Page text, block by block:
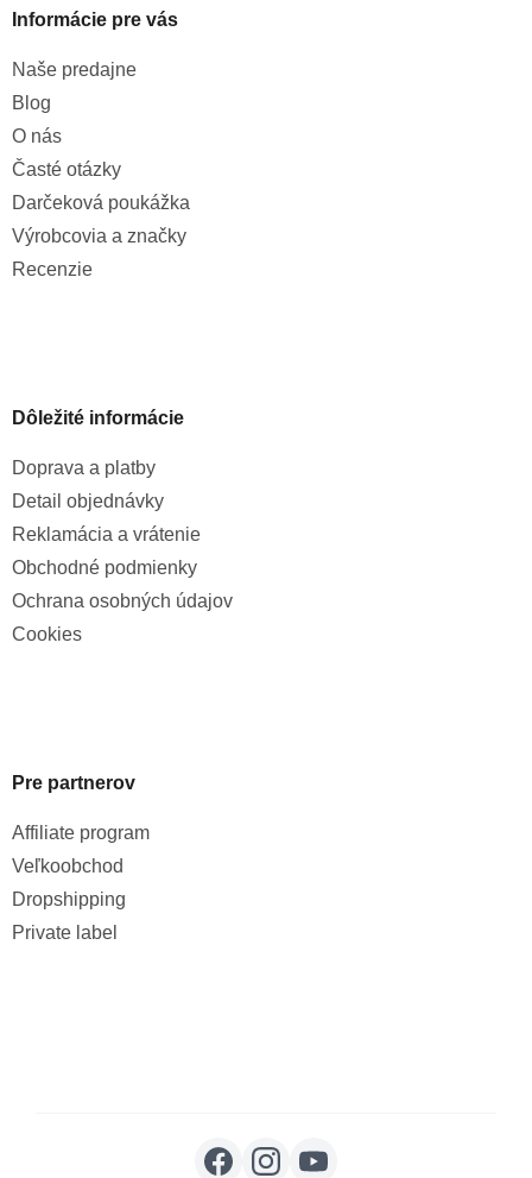
Informácie pre vás
Naše predajne
Blog
O nás
Časté otázky
Darčeková poukážka
Výrobcovia a značky
Recenzie
Dôležité informácie
Doprava a platby
Detail objednávky
Reklamácia a vrátenie
Obchodné podmienky
Ochrana osobných údajov
Cookies
Pre partnerov
Affiliate program
Veľkoobchod
Dropshipping
Private label